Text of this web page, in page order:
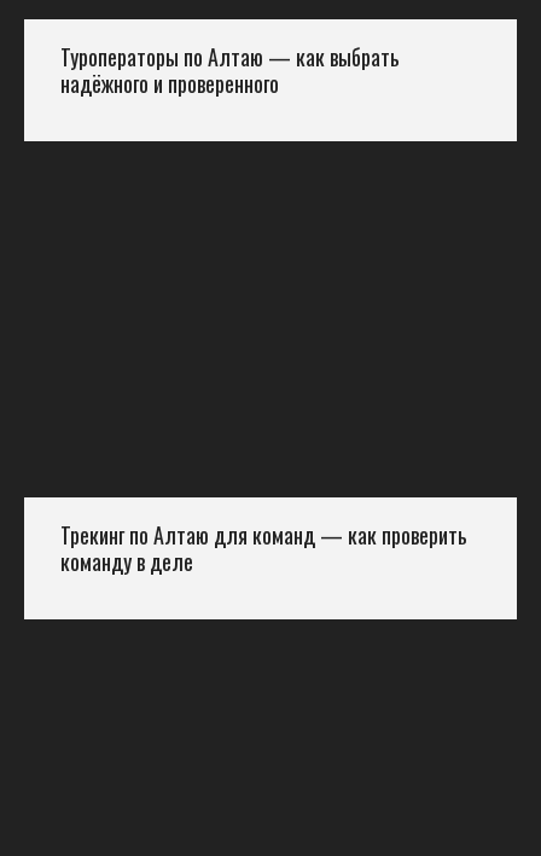
Туроператоры по Алтаю — как выбрать
надёжного и проверенного
Трекинг по Алтаю для команд — как проверить
команду в деле